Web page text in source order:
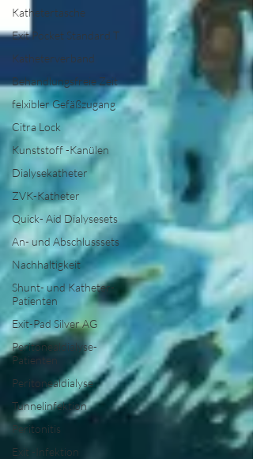
Kathetertasche
Exit Pocket Standard T
Katheterverband
Behandlungsfreie Zeit
felxibler Gefäßzugang
Citra Lock
Kunststoff -Kanülen
Dialysekatheter
ZVK-Katheter
Quick- Aid Dialysesets
An- und Abschlusssets
Nachhaltigkeit
Shunt- und Katheter-
Patienten
Exit-Pad Silver AG
Peritonealdialyse-
Patienten
Peritonealdialyse
Tunnelinfektion
Peritonitis
Exit -Infektion